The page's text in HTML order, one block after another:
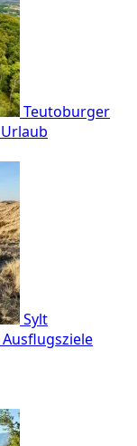
Teutoburger
Sylt